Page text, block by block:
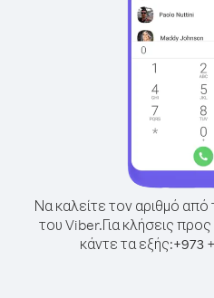
Να καλείτε τον αριθμό
του Viber.Για κλήσεις
κάντε τα εξής:+973 +